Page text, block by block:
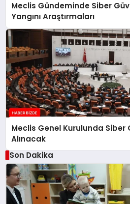
Meclis Gündeminde Siber
Yangını Araştırmaları
Meclis Genel Kurulunda Siber
Alınacak
Son Dakika